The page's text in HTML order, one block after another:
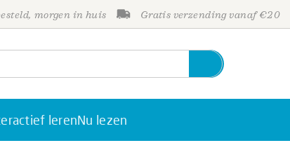
morgen in huis Gratis verzending vanaf €20
lerenNu lezen
Personen